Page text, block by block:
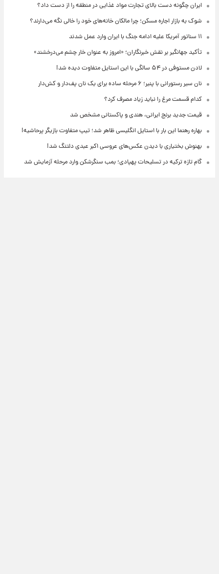
ایران چگونه دست بالای تجارت مواد غذایی در منطقه را از دست داد؟
شوک به بازار اجاره مسکن؛ چرا مالکان خانه‌های خود را خالی نگه می‌دارند؟
۱۱ سناتور آمریکا علیه ادامه جنگ با ایران وارد عمل شدند
تأکید جهانگیر بر نقش خبرنگاران؛ «امروز به عنوان خار چشم می‌درخشند»
لادن مستوفی در ۵۴ سالگی با این استایل متفاوت دیده شد!
نان سیر رستورانی با پنیر؛ ۶ مرحله ساده برای یک نان پف‌دار و کش‌دار
کدام قسمت مرغ را نباید زیاد مصرف کرد؟
قیمت جدید برنج ایرانی، هندی و پاکستانی مشخص شد
بهاره رهنما این بار با استایل انگلیسی ظاهر شد؛ تیپ متفاوت بازیگر پرحاشیه!
بهنوش بختیاری با دیدن عکس‌های عروسی اکبر عبدی دلتنگ شد!
گام تازه ترکیه در تسلیحات پهپادی؛ بمب سنگرشکن وارد مرحله آزمایش شد